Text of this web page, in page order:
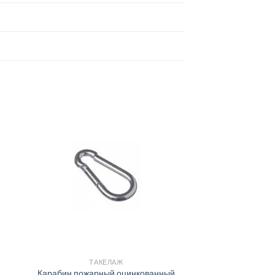
ТАКЕЛАЖ
Карабин пожарный оцинкованный